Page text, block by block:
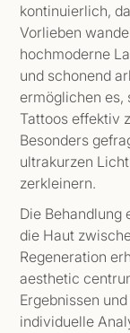
kontinuierlich,
Vorlieben
hochmoderne
und schonend
ermöglichen es,
Tattoos effektiv
Besonders
ultrakurzen
zerkleinern.
Die Behandlung
die Haut
Regeneration
aesthetic
Ergebnissen
individuelle